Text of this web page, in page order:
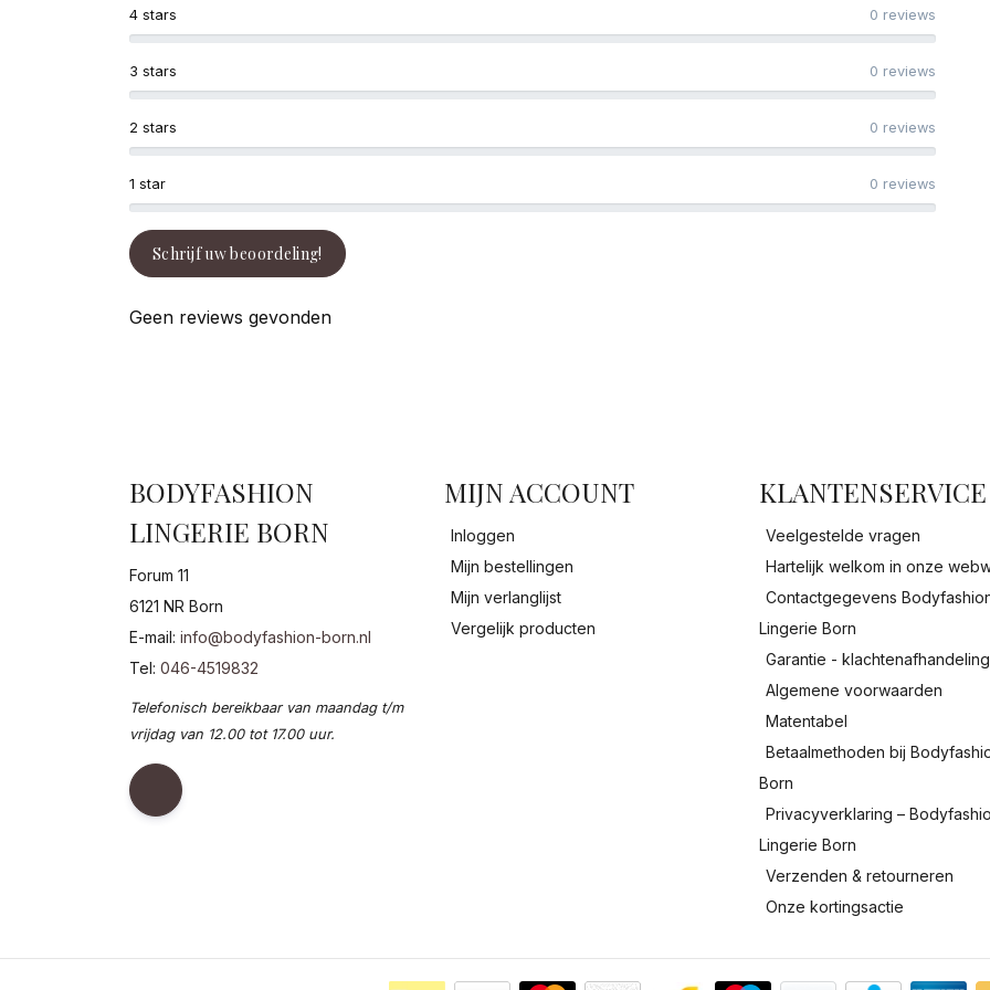
1 star 0 reviews
2 stars 0 reviews
3 stars 0 reviews
4 stars 0 reviews
Schrijf uw beoordeling!
Geen reviews gevonden
BODYFASHION
LINGERIE BORN
Forum 11
6121 NR Born
E-mail: info@bodyfashion-born.nl
Tel: 046-4519832
Telefonisch bereikbaar van maandag t/m
vrijdag van 12.00 tot 17.00 uur.
MIJN ACCOUNT
Inloggen
Mijn bestellingen
Mijn verlanglijst
Vergelijk producten
KLANTENSERVICE
Veelgestelde vragen
Hartelijk welkom in onze
Contactgegevens
Lingerie Born
Garantie - klachtenafhandeling
Algemene voorwaarden
Matentabel
Betaalmethoden bij
Born
Privacyverklaring –
Lingerie Born
Verzenden & retourneren
Onze kortingsactie